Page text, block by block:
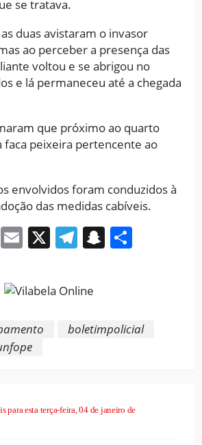
se tratava.
duas avistaram o invasor
ao perceber a presença das
voltou e se abrigou no
e lá permaneceu até a chegada
que próximo ao quarto
faca peixeira pertencente ao
envolvidos foram conduzidos à
das medidas cabíveis.
CopyEmail
X Telegram
Snapchat
boletimpolicial
para esta terça-feira, 04 de janeiro de